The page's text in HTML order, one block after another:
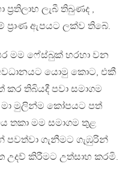
ලැබී තිබුණද ,
ඇපයට ලක්ව තිබේ.
මම ෆේස්බුක් හරහා වන
යොමු කොට, එකී
කර තිබියදී පවා සමාගම
මුලින්ම කෝපයට පත්
තකා මම සමාගම තුළ
පවත්වා ගැනීමට ගැඹුරින්
කිරීමට උත්සාහ කරමි.